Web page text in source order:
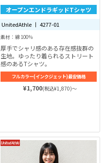
オープンエンドラギッドTシャツ
UnitedAthle 丨 4277-01
素材：綿 100％
厚手でシャリ感のある存在感抜群の
生地。ゆったり着られるストリート
感のあるTシャツ。
フルカラー(インクジェット)最安価格
¥1,700(税込¥1,870)～